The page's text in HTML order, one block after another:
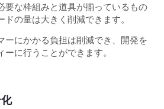
要な枠組みと道具が揃っているもの
の量は大きく削減できます。
ーにかかる負担は削減でき、開発を
に行うことができます。